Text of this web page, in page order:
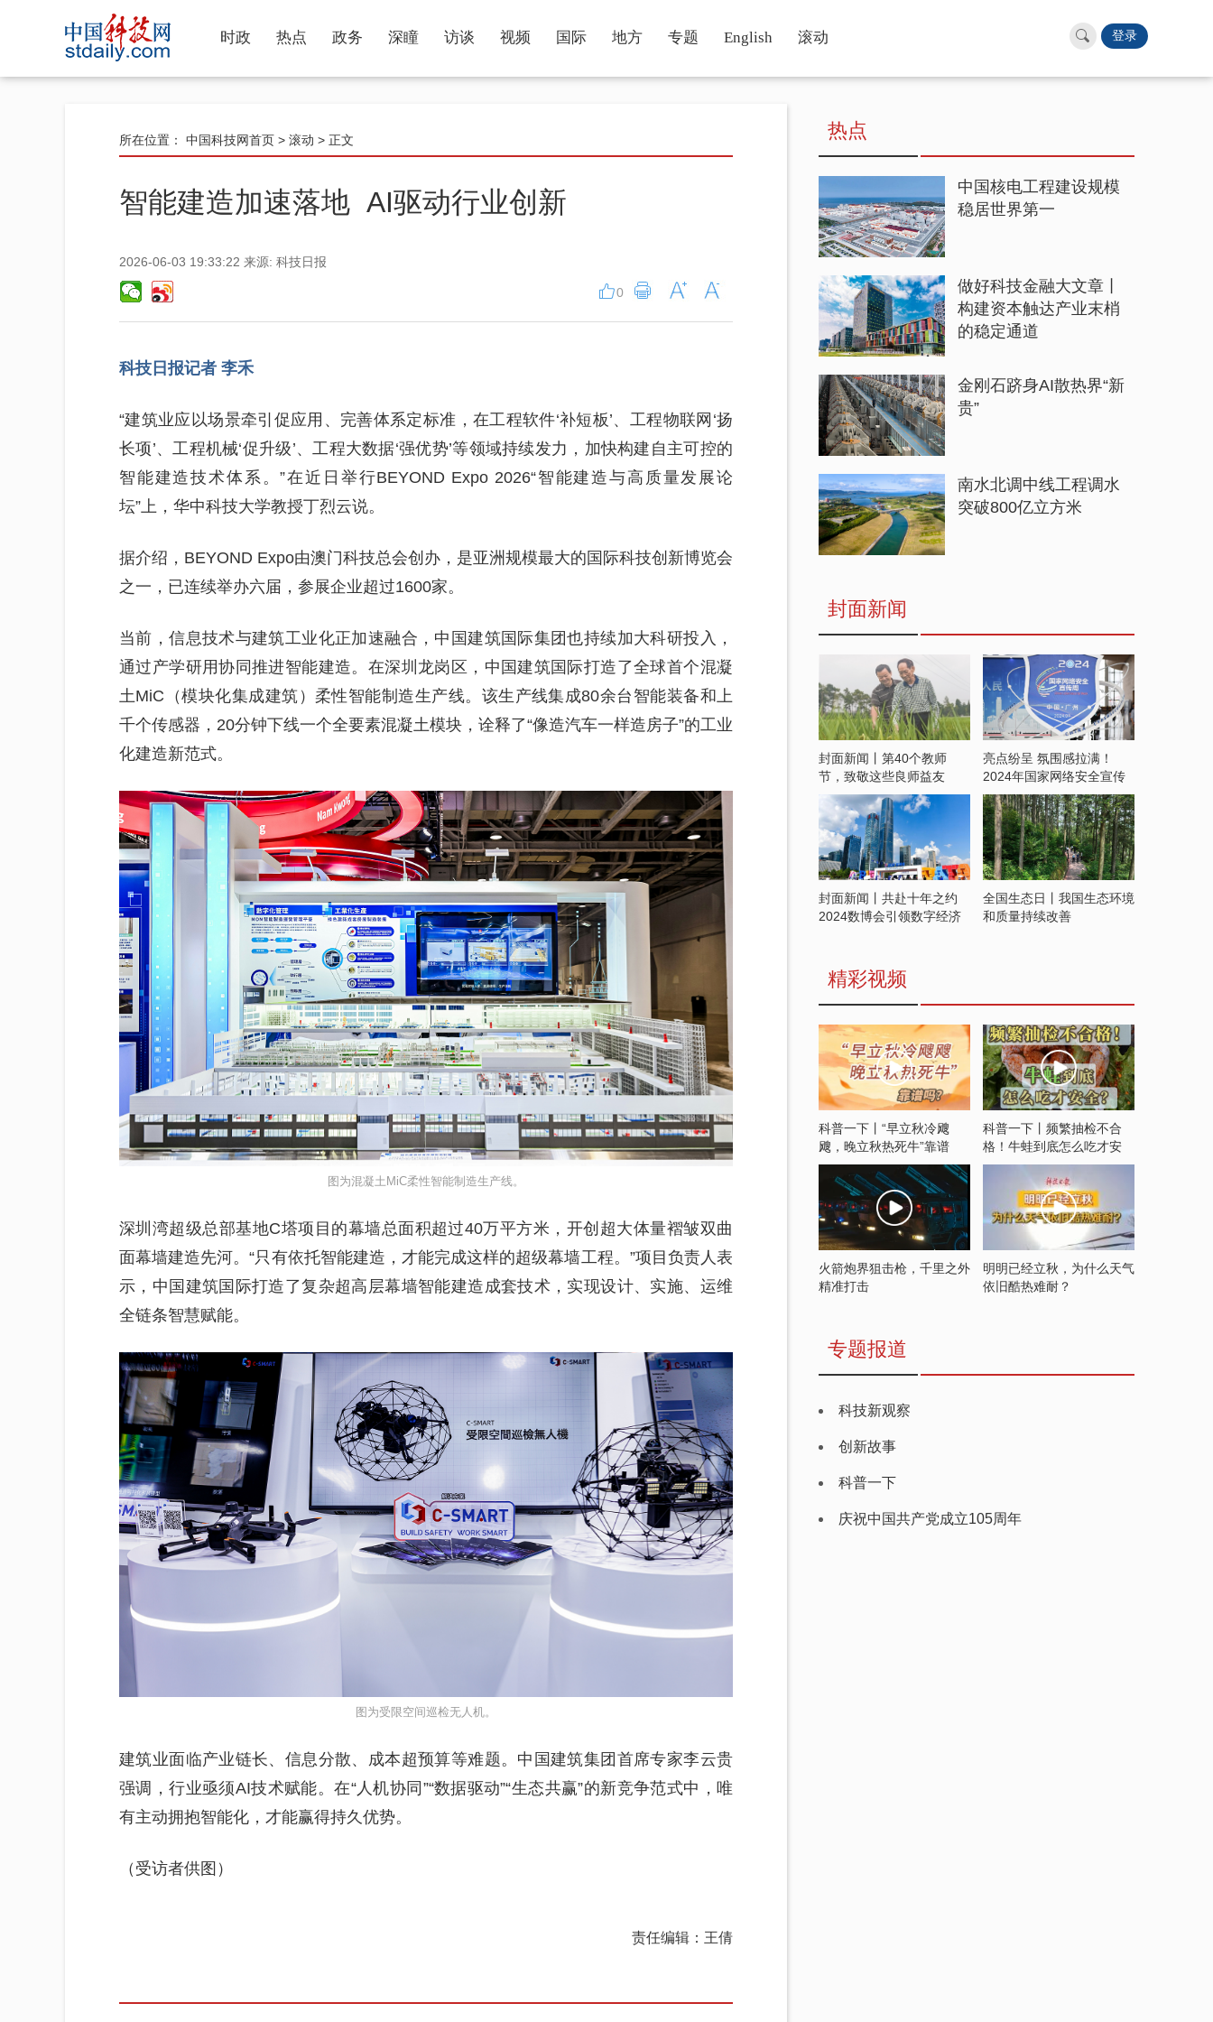
时政 热点 政务 深瞳 访谈 视频 国际 地方 专题 English 滚动 登录
所在位置： 中国科技网首页 > 滚动 > 正文
智能建造加速落地 AI驱动行业创新
2026-06-03 19:33:22 来源: 科技日报
0
科技日报记者 李禾
“建筑业应以场景牵引促应用、完善体系定标准，在工程软件‘补短板’、工程物联网‘扬
长项’、工程机械‘促升级’、工程大数据‘强优势’等领域持续发力，加快构建自主可控的
智能建造技术体系。”在近日举行BEYOND Expo 2026“智能建造与高质量发展论
坛”上，华中科技大学教授丁烈云说。
据介绍，BEYOND Expo由澳门科技总会创办，是亚洲规模最大的国际科技创新博览会
之一，已连续举办六届，参展企业超过1600家。
当前，信息技术与建筑工业化正加速融合，中国建筑国际集团也持续加大科研投入，
通过产学研用协同推进智能建造。在深圳龙岗区，中国建筑国际打造了全球首个混凝
土MiC（模块化集成建筑）柔性智能制造生产线。该生产线集成80余台智能装备和上
千个传感器，20分钟下线一个全要素混凝土模块，诠释了“像造汽车一样造房子”的工业
化建造新范式。
图为混凝土MiC柔性智能制造生产线。
深圳湾超级总部基地C塔项目的幕墙总面积超过40万平方米，开创超大体量褶皱双曲
面幕墙建造先河。“只有依托智能建造，才能完成这样的超级幕墙工程。”项目负责人表
示，中国建筑国际打造了复杂超高层幕墙智能建造成套技术，实现设计、实施、运维
全链条智慧赋能。
图为受限空间巡检无人机。
建筑业面临产业链长、信息分散、成本超预算等难题。中国建筑集团首席专家李云贵
强调，行业亟须AI技术赋能。在“人机协同”“数据驱动”“生态共赢”的新竞争范式中，唯
有主动拥抱智能化，才能赢得持久优势。
（受访者供图）
责任编辑：王倩
热点
中国核电工程建设规模
稳居世界第一
做好科技金融大文章丨
构建资本触达产业末梢
的稳定通道
金刚石跻身AI散热界“新
贵”
南水北调中线工程调水
突破800亿立方米
封面新闻
封面新闻丨第40个教师
节，致敬这些良师益友
亮点纷呈 氛围感拉满！
2024年国家网络安全宣传
周开启
封面新闻丨共赴十年之约
2024数博会引领数字经济
全国生态日丨我国生态环境
和质量持续改善
精彩视频
科普一下丨“早立秋冷飕
飕，晚立秋热死牛”靠谱
吗？
科普一下丨频繁抽检不合
格！牛蛙到底怎么吃才安
全？
火箭炮界狙击枪，千里之外
精准打击
明明已经立秋，为什么天气
依旧酷热难耐？
专题报道
科技新观察
创新故事
科普一下
庆祝中国共产党成立105周年